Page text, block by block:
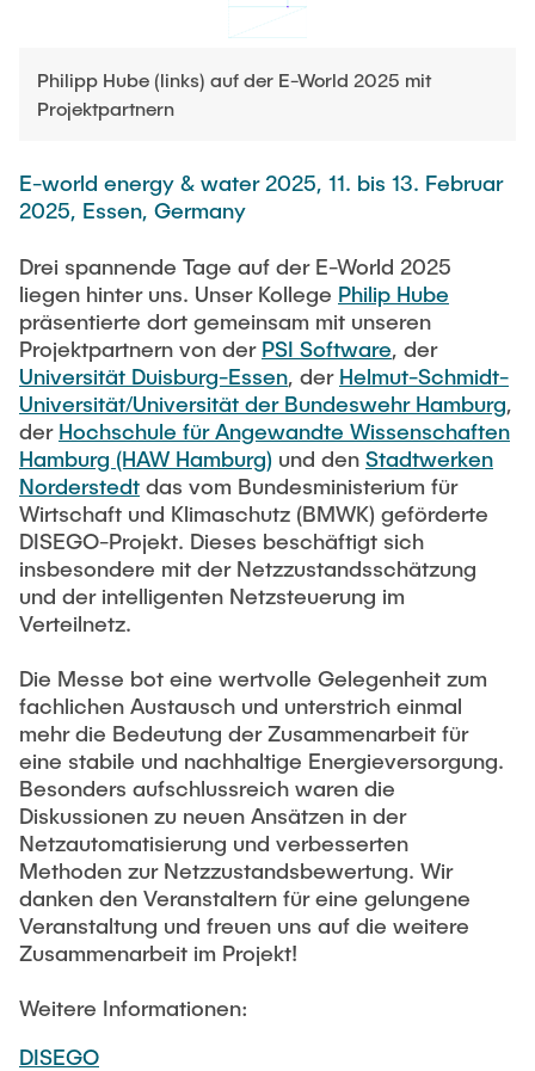
Research Associates
External Doctoral Candidates
CONTACT
Philipp Hube (links) auf der E-World 2025 mit
Projektpartnern
E-world energy & water 2025, 11. bis 13. Februar
2025, Essen, Germany
Drei spannende Tage auf der E-World 2025
liegen hinter uns. Unser Kollege Philip Hube
präsentierte dort gemeinsam mit unseren
Projektpartnern von der PSI Software, der
Universität Duisburg-Essen, der Helmut-Schmidt-
Universität/Universität der Bundeswehr Hamburg,
der Hochschule für Angewandte Wissenschaften
Hamburg (HAW Hamburg) und den Stadtwerken
Norderstedt das vom Bundesministerium für
Wirtschaft und Klimaschutz (BMWK) geförderte
DISEGO-Projekt. Dieses beschäftigt sich
insbesondere mit der Netzzustandsschätzung
und der intelligenten Netzsteuerung im
Verteilnetz.
Die Messe bot eine wertvolle Gelegenheit zum
fachlichen Austausch und unterstrich einmal
mehr die Bedeutung der Zusammenarbeit für
eine stabile und nachhaltige Energieversorgung.
Besonders aufschlussreich waren die
Diskussionen zu neuen Ansätzen in der
Netzautomatisierung und verbesserten
Methoden zur Netzzustandsbewertung. Wir
danken den Veranstaltern für eine gelungene
Veranstaltung und freuen uns auf die weitere
Zusammenarbeit im Projekt!
Weitere Informationen:
DISEGO